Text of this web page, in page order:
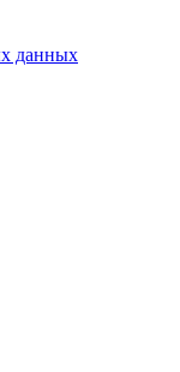
данных